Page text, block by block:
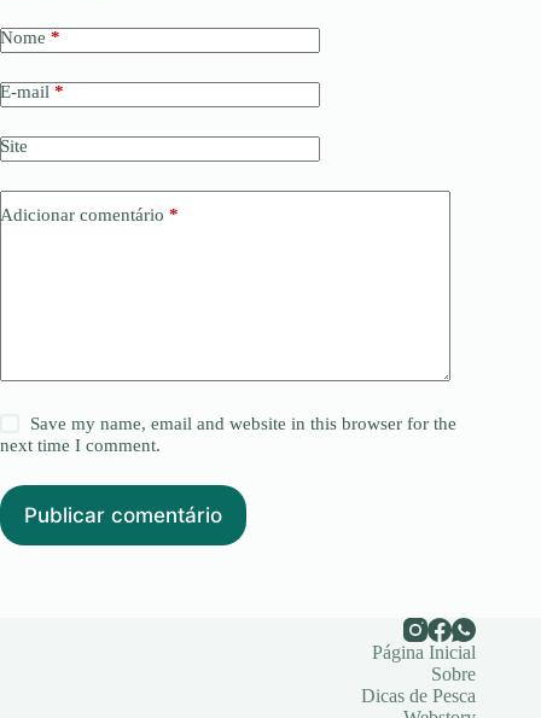
Nome *
E-mail *
Site
Adicionar comentário *
Save my name, email and website in this browser for the
next time I comment.
Publicar comentário
Página Inicial
Sobre
Dicas de Pesca